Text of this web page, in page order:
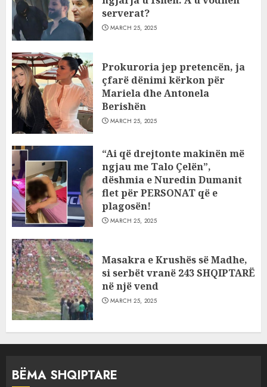
serverat?
MARCH 25, 2025
Prokuroria jep pretencën, ja
çfarë dënimi kërkon për
Mariela dhe Antonela
Berishën
MARCH 25, 2025
“Ai që drejtonte makinën më
ngjau me Talo Çelën”,
dëshmia e Nuredin Dumanit
flet për PERSONAT që e
plagosën!
MARCH 25, 2025
Masakra e Krushës së Madhe,
si serbët vranë 243 SHQIPTARË
në një vend
MARCH 25, 2025
BËMA SHQIPTARE